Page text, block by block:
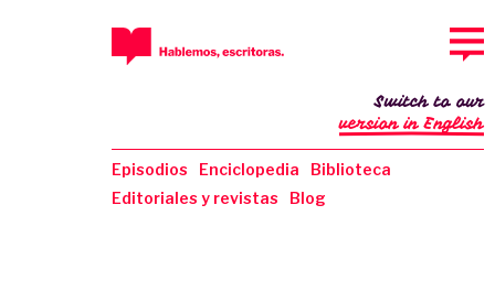
Episodios Enciclopedia
Biblioteca
Editoriales y revistas
Blog
Switch to our
version in English